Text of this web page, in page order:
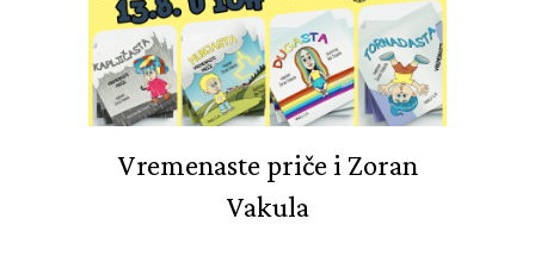
Vremenaste priče i Zoran
Vakula